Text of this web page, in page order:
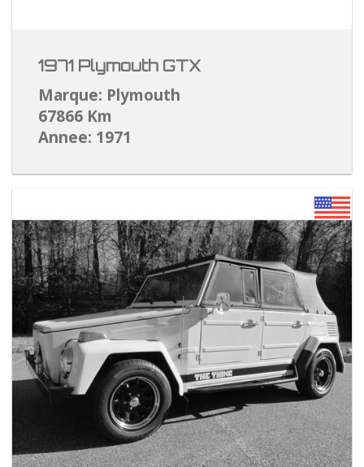
1971 Plymouth GTX
Marque: Plymouth
67866 Km
Annee: 1971